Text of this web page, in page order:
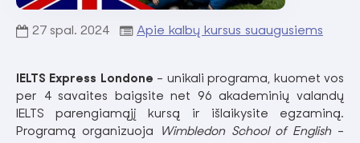
27 spal. 2024 Apie kalbų kursus suaugusiems
IELTS Express Londone - unikali programa, kuomet vos
per 4 savaites baigsite net 96 akademinių valandų
IELTS parengiamąjį kursą ir išlaikysite egzaminą.
Programą organizuoja
Wimbledon School of English-